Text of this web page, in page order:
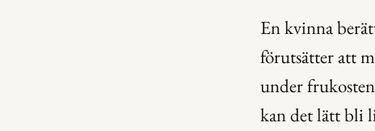
En kvinna
förutsätter att
under
kan det lätt bli